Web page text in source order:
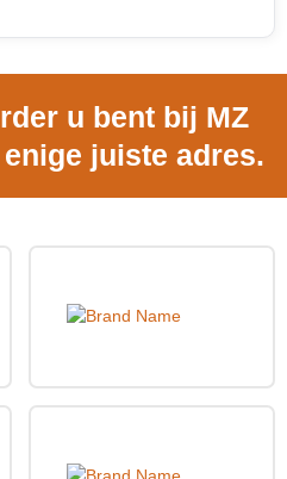
u bent bij MZ
juiste adres.